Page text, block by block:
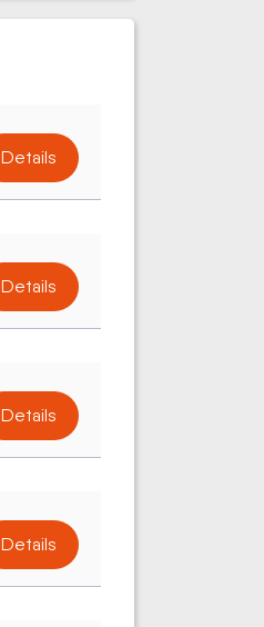
Details
Details
Details
Details